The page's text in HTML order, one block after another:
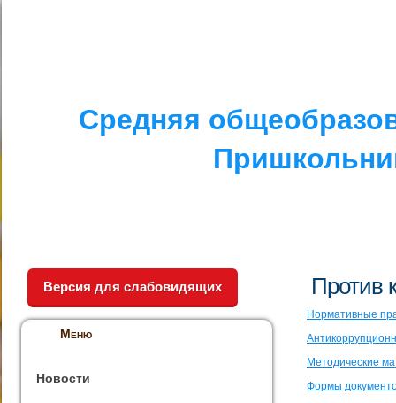
Средняя
Версия для слабовидящих
Меню
Новости
Против
Нормативные
Методические
Формы